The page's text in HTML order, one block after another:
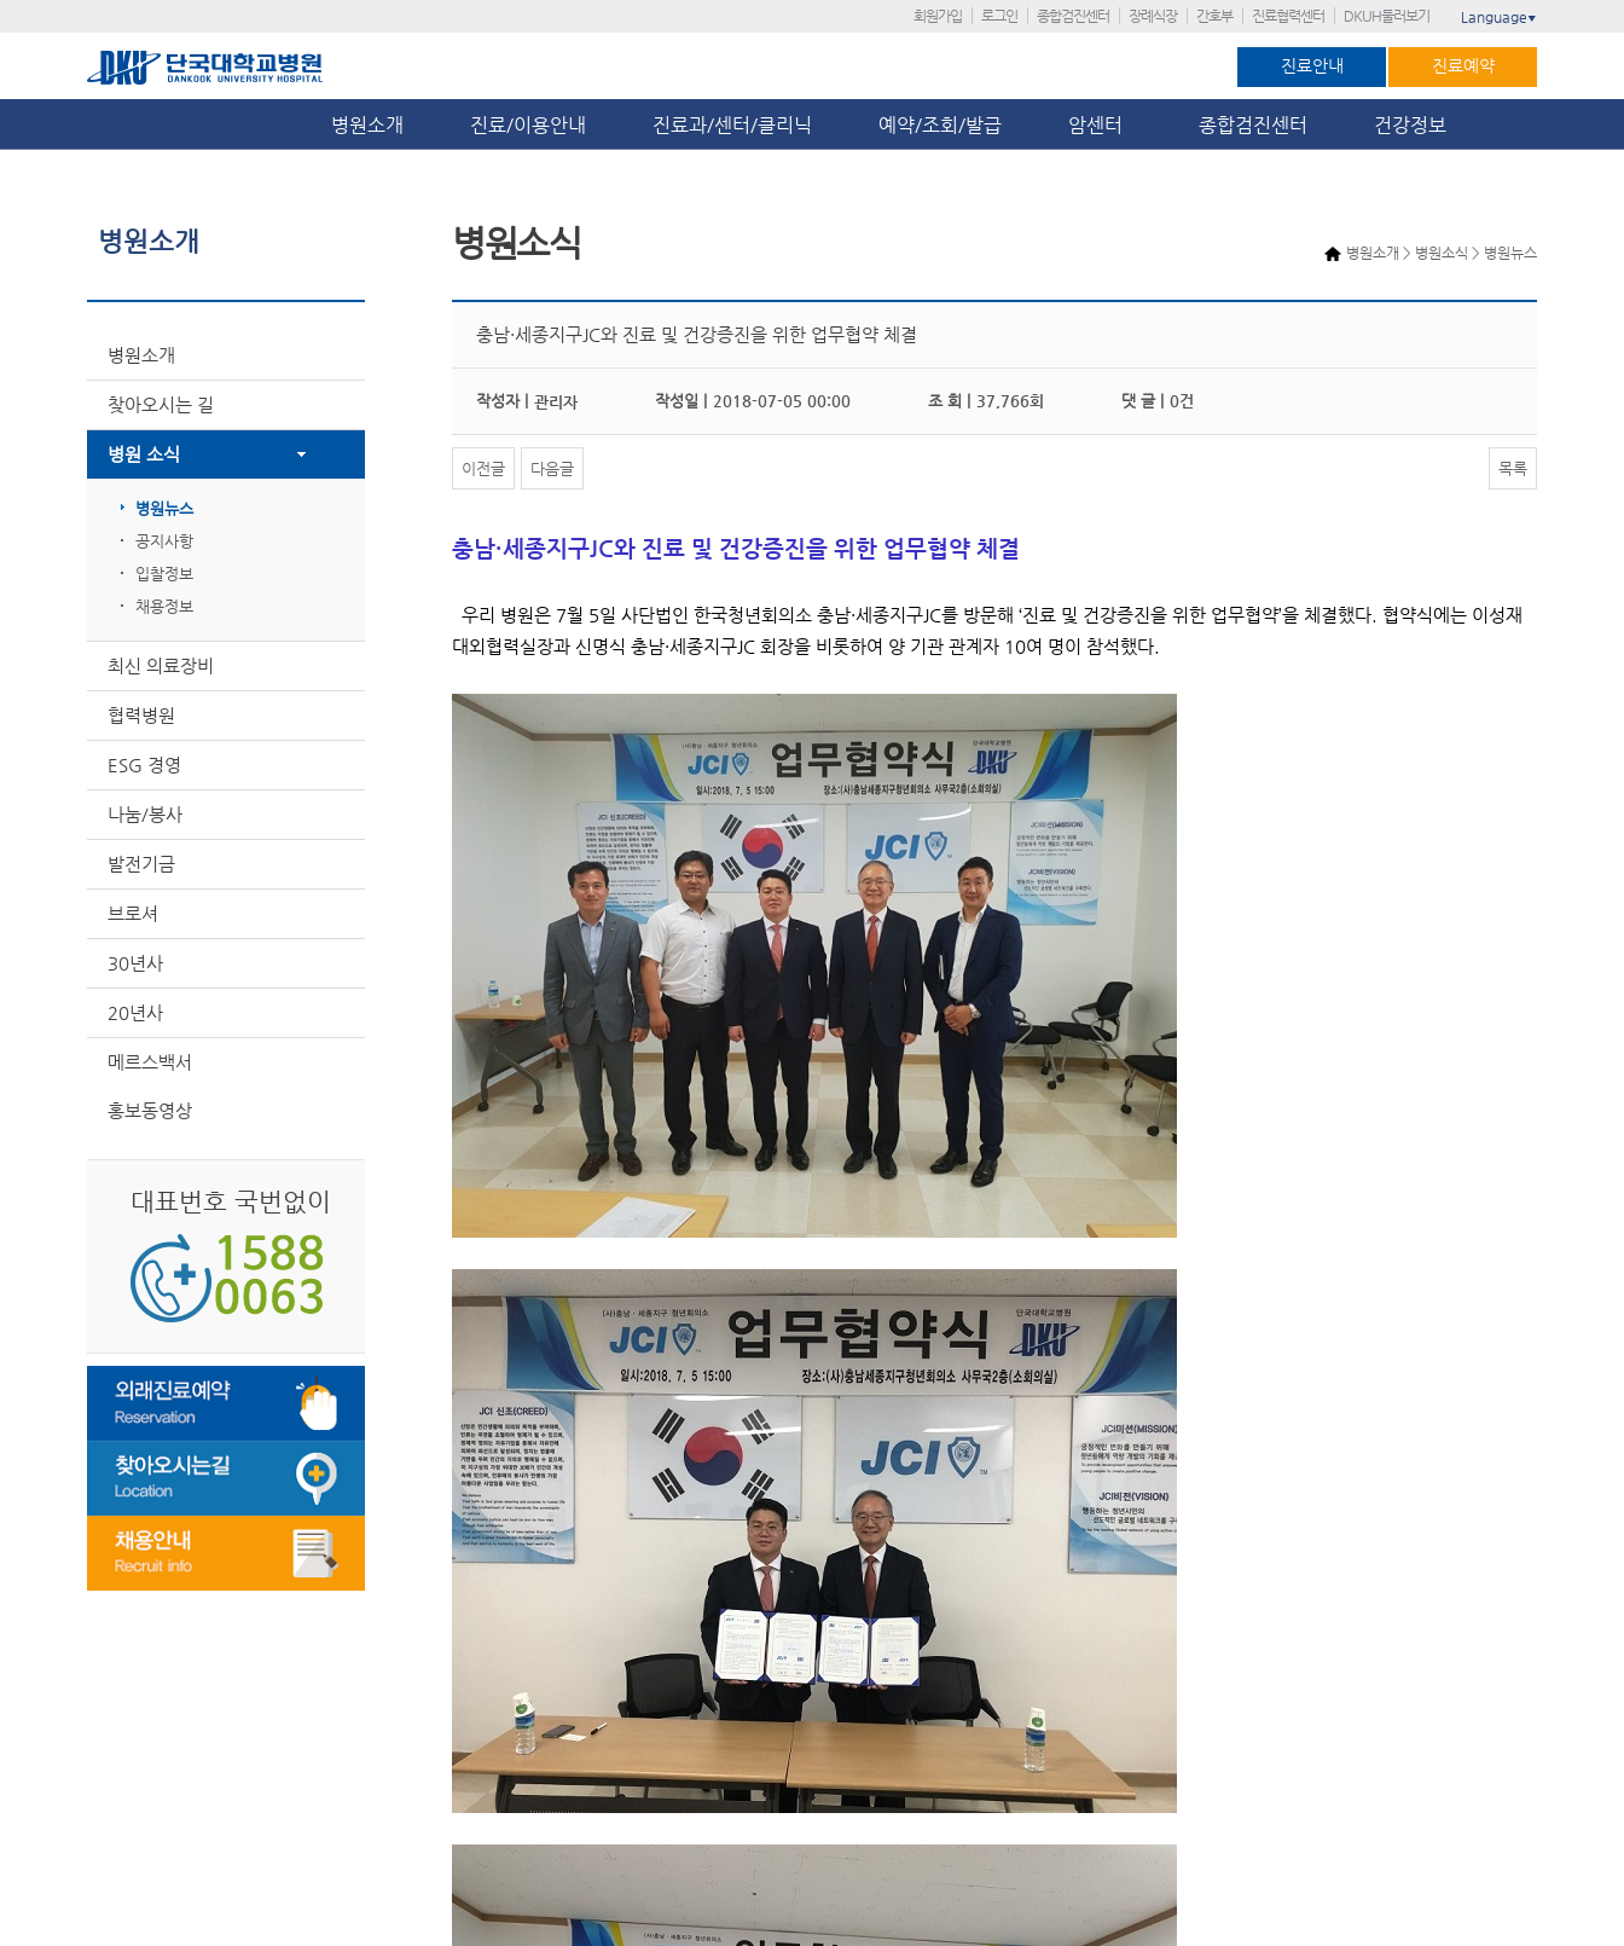
회원가입 로그인 종합검진센터 장례식장 간호부 진료협력센터 DKUH둘러보기 Language ▼
진료안내 진료예약
병원소개 진료/이용안내 진료과/센터/클리닉 예약/조회/발급 암센터 종합검진센터 건강정보
병원소개
병원소개
찾아오시는 길
병원 소식
병원뉴스
공지사항
입찰정보
채용정보
최신 의료장비
협력병원
ESG 경영
나눔/봉사
발전기금
브로셔
30년사
20년사
메르스백서
홍보동영상
대표번호 국번없이
병원소개 > 병원소식 > 병원뉴스
병원소식
충남·세종지구JC와 진료 및 건강증진을 위한 업무협약 체결
작성자 | 관리자 작성일 | 2018-07-05 00:00 조 회 | 37,766회 댓 글 | 0건
이전글 다음글 목록
충남·세종지구JC와 진료 및 건강증진을 위한 업무협약 체결
우리 병원은 7월 5일 사단법인 한국청년회의소 충남·세종지구JC를 방문해 ‘진료 및 건강증진을 위한 업무협약’을 체결했다. 협약식에는 이성재
대외협력실장과 신명식 충남·세종지구JC 회장을 비롯하여 양 기관 관계자 10여 명이 참석했다.